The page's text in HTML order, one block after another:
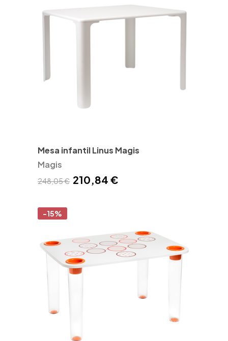
Mesa infantil Linus Magis
Magis
248,05 € 210,84 €
-15%